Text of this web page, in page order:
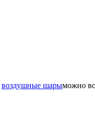
воздушные шарыможно